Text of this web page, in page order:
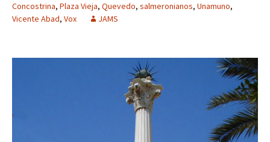
Concostrina, Plaza Vieja, Quevedo, salmeronianos, Unamuno,
Vicente Abad, Vox JAMS